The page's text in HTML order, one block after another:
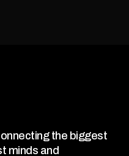
the biggest
minds and